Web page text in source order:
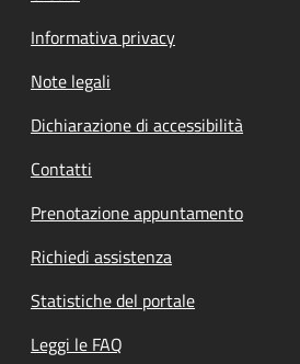
Informativa privacy
Note legali
Dichiarazione di accessibilità
Contatti
Prenotazione appuntamento
Richiedi assistenza
Statistiche del portale
Leggi le FAQ